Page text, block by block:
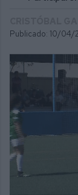
Publicado: 10/04/